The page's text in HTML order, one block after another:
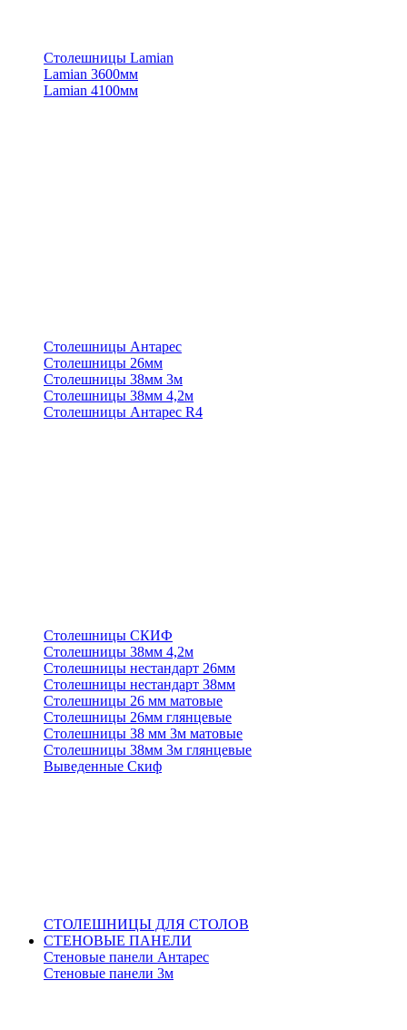
Столешницы Lamian
Lamian 3600мм
Lamian 4100мм
Столешницы Антарес
Столешницы 26мм
Столешницы 38мм 3м
Столешницы 38мм 4,2м
Столешницы Антарес R4
Столешницы СКИФ
Столешницы 38мм 4,2м
Столешницы нестандарт 26мм
Столешницы нестандарт 38мм
Столешницы 26 мм матовые
Столешницы 26мм глянцевые
Столешницы 38 мм 3м матовые
Столешницы 38мм 3м глянцевые
Выведенные Скиф
СТОЛЕШНИЦЫ ДЛЯ СТОЛОВ
СТЕНОВЫЕ ПАНЕЛИ
Стеновые панели Антарес
Стеновые панели 3м